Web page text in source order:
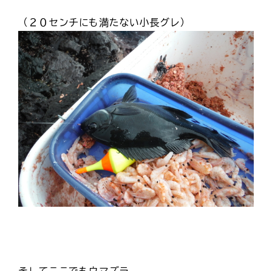
（２０センチにも満たない小長グレ）